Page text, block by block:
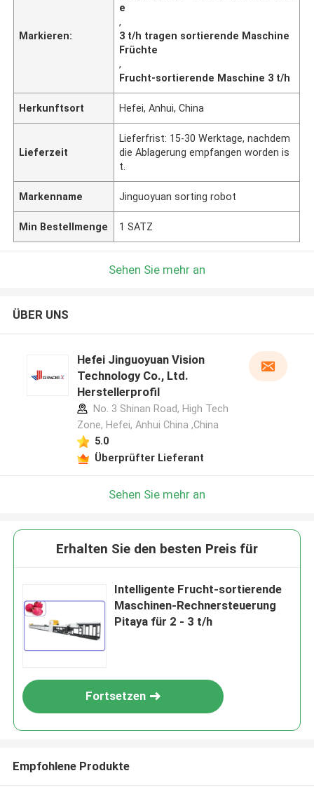
Markieren:
e
,
3 t/h tragen sortierende Maschine
Früchte
,
Frucht-sortierende Maschine 3 t/h
Herkunftsort Hefei, Anhui, China
Lieferzeit
Lieferfrist: 15-30 Werktage, nachdem
die Ablagerung empfangen worden is
t.
Markenname Jinguoyuan sorting robot
Min Bestellmenge 1 SATZ
Sehen Sie mehr an
ÜBER UNS
Hefei Jinguoyuan Vision
Technology Co., Ltd.
Herstellerprofil
No. 3 Shinan Road, High Tech
Zone, Hefei, Anhui China ,China
5.0
Überprüfter Lieferant
Sehen Sie mehr an
Erhalten Sie den besten Preis für
Intelligente Frucht-sortierende
Maschinen-Rechnersteuerung
Pitaya für 2 - 3 t/h
Fortsetzen
Empfohlene Produkte